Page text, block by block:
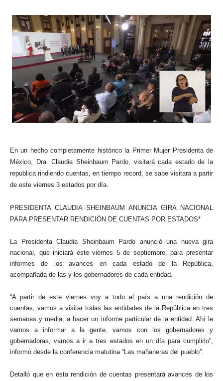
En un hecho completamente histórico la Primer Mujer Presidenta de
México, Dra. Claudia Sheinbaum Pardo, visitará cada estado de la
republica rindiendo cuentas, en tiempo record, se sabe visitara a partir
de este viernes 3 estados por día.
PRESIDENTA CLAUDIA SHEINBAUM ANUNCIA GIRA NACIONAL
PARA PRESENTAR RENDICIÓN DE CUENTAS POR ESTADOS*
La Presidenta Claudia Sheinbaum Pardo anunció una nueva gira
nacional, que iniciará este viernes 5 de septiembre, para presentar
informes de los avances en cada estado de la República,
acompañada de las y los gobernadores de cada entidad.
“A partir de este viernes voy a todo el país a una rendición de
cuentas, vamos a visitar todas las entidades de la República en tres
semanas y media, a hacer un informe particular de la entidad. Ahí le
vamos a informar a la gente, vamos con los gobernadores y
gobernadoras, vamos a ir a tres estados en un día para cumplirlo”,
informó desde la conferencia matutina “Las mañaneras del pueblo”.
Detalló que en esta rendición de cuentas presentará avances de los